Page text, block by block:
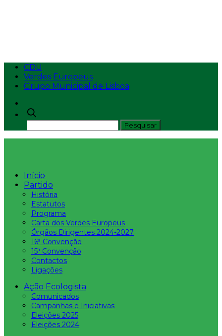
CDU
Verdes Europeus
Grupo Municipal de Lisboa
Início
Partido
História
Estatutos
Programa
Carta dos Verdes Europeus
Órgãos Dirigentes 2024-2027
16ª Convenção
15ª Convenção
Contactos
Ligações
Ação Ecologista
Comunicados
Campanhas e Iniciativas
Eleições 2025
Eleições 2024